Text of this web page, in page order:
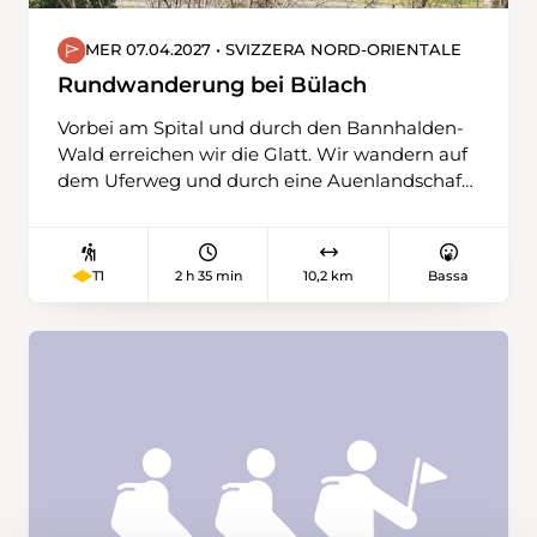
MER 07.04.2027 • SVIZZERA NORD-ORIENTALE
Rundwanderung bei Bülach
Vorbei am Spital und durch den Bannhalden-
Wald erreichen wir die Glatt. Wir wandern auf
dem Uferweg und durch eine Auenlandschaft
zur Station Glattfelden hinauf. Entlang der
Bahnlinie Schaffhausen – Bülach geht es
Strassenverkehrsamt überqueren wir die
Bahnhof Bülach oder für einen Schlusstrunk in
die Altstadt von Bülach.
T1 2 h 35 min 10,2 km Bassa